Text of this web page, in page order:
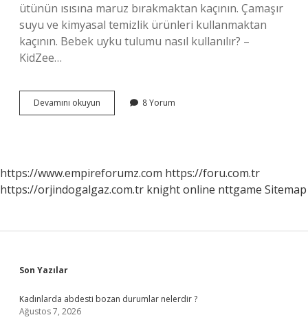
ütünün ısısına maruz bırakmaktan kaçının. Çamaşır
suyu ve kimyasal temizlik ürünleri kullanmaktan
kaçının. Bebek uyku tulumu nasıl kullanılır? –
KidZee…
Devamını okuyun
Tulumu
8 Yorum
https://www.empireforumz.com https://foru.com.tr
https://orjindogalgaz.com.tr knight online nttgame Sitemap
Sidebar
Son Yazılar
Kadınlarda abdesti bozan durumlar nelerdir ?
Ağustos 7, 2026